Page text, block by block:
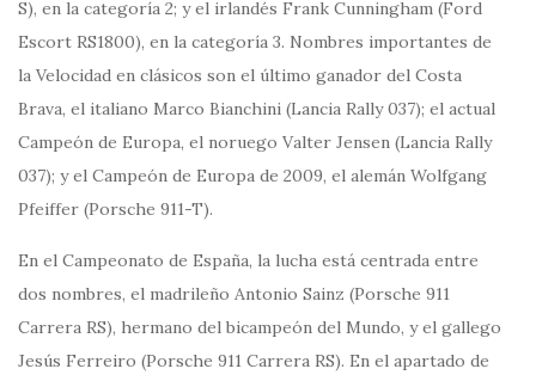
S), en la categoría 2; y el irlandés Frank Cunningham (Ford
Escort RS1800), en la categoría 3. Nombres importantes de
la Velocidad en clásicos son el último ganador del Costa
Brava, el italiano Marco Bianchini (Lancia Rally 037); el actual
Campeón de Europa, el noruego Valter Jensen (Lancia Rally
037); y el Campeón de Europa de 2009, el alemán Wolfgang
Pfeiffer (Porsche 911-T).
En el Campeonato de España, la lucha está centrada entre
dos nombres, el madrileño Antonio Sainz (Porsche 911
Carrera RS), hermano del bicampeón del Mundo, y el gallego
Jesús Ferreiro (Porsche 911 Carrera RS). En el apartado de